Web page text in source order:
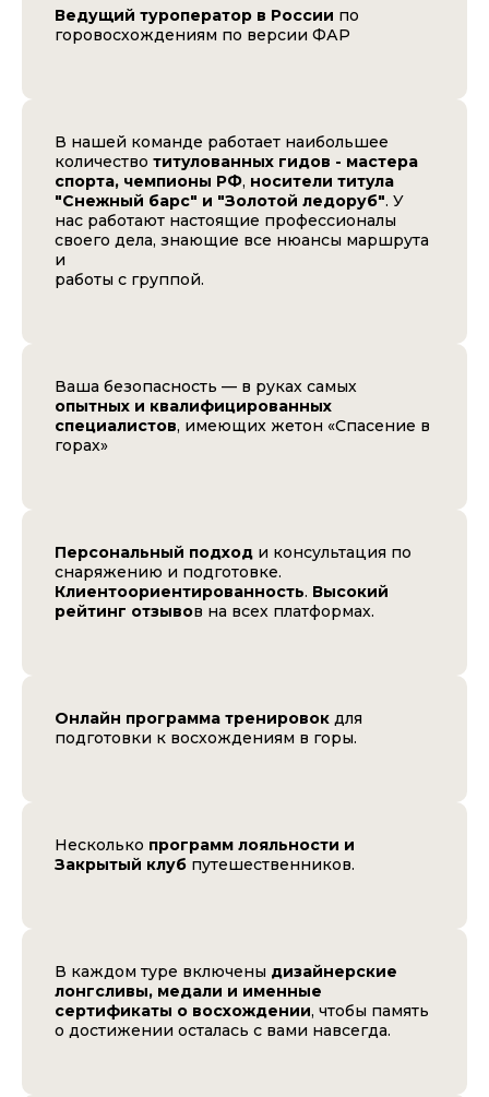
Ведущий туроператор в России по
горовосхождениям по версии ФАР
В нашей команде работает наибольшее
количество титулованных гидов - мастера
спорта, чемпионы РФ, носители титула
"Снежный барс" и "Золотой ледоруб". У
нас работают настоящие профессионалы
своего дела, знающие все нюансы маршрута
и
работы с группой.
Ваша безопасность — в руках самых
опытных и квалифицированных
специалистов, имеющих жетон «Спасение в
горах»
Персональный подход и консультация по
снаряжению и подготовке.
Клиентоориентированность. Высокий
рейтинг отзывов на всех платформах.
Онлайн программа тренировок для
подготовки к восхождениям в горы.
Несколько программ лояльности и
Закрытый клуб путешественников.
В каждом туре включены дизайнерские
лонгсливы, медали и именные
сертификаты о восхождении, чтобы память
о достижении осталась с вами навсегда.